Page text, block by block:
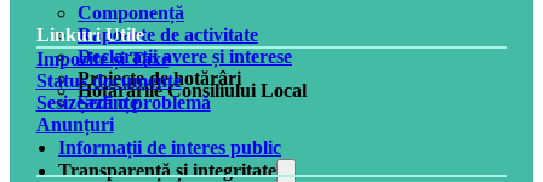
Componență
Rapoarte de activitate
Declarații avere și interese
Proiecte de hotărâri
Hotărârile Consiliului Local
Ședințe
Informații de interes public
Transparență și integritate
Linkuri Utile
Impozite și Taxe
Status documente
Sesizează o problemă
Anunțuri